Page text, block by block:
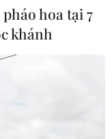
hoa tại 7
khánh